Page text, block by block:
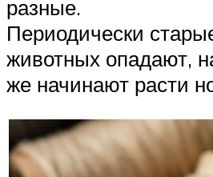
разные.
Периодически
животных опадают,
же начинают расти